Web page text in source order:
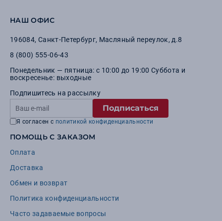
НАШ ОФИС
196084, Санкт-Петербург, Масляный переулок, д.8
8 (800) 555-06-43
Понедельник — пятница: с 10:00 до 19:00 Суббота и
воскресенье: выходные
Подпишитесь на рассылку
Подписаться
Я согласен с политикой конфиденциальности
ПОМОЩЬ С ЗАКАЗОМ
Оплата
Доставка
Обмен и возврат
Политика конфиденциальности
Часто задаваемые вопросы